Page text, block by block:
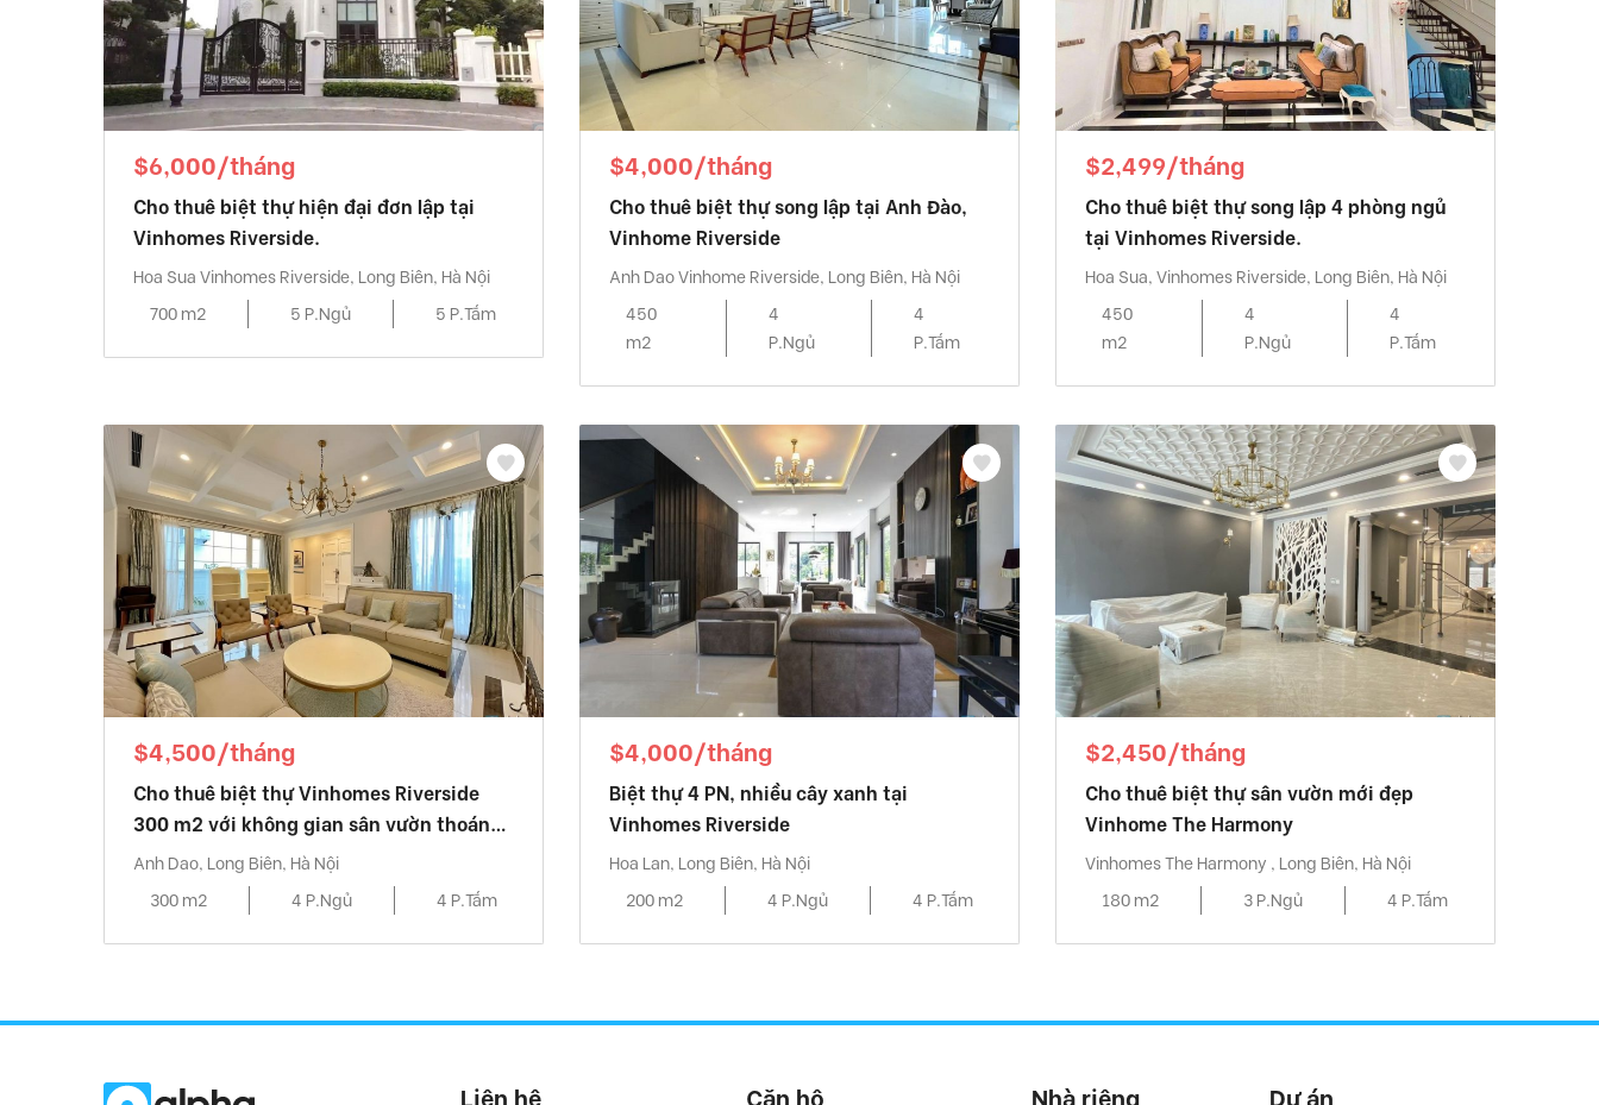
$6,000/tháng
Cho thuê biệt thự hiện đại đơn lập tại
Vinhomes Riverside.
Hoa Sua Vinhomes Riverside, Long Biên, Hà Nội
700 m2
5 P.Ngủ 5 P.Tắm
$4,000/tháng
Cho thuê biệt thự song lập tại Anh Đào,
Vinhome Riverside
Anh Dao Vinhome Riverside, Long Biên, Hà Nội
450
m2
4
P.Ngủ
4
P.Tắm
$2,499/tháng
Cho thuê biệt thự song lập 4 phòng ngủ
tại Vinhomes Riverside.
Hoa Sua, Vinhomes Riverside, Long Biên, Hà Nội
450
m2
4
P.Ngủ
4
P.Tắm
$4,500/tháng
Cho thuê biệt thự Vinhomes Riverside
300 m2 với không gian sân vườn thoáng
mát.
Anh Dao, Long Biên, Hà Nội
300 m2
4 P.Ngủ 4 P.Tắm
$4,000/tháng
Biệt thự 4 PN, nhiều cây xanh tại
Vinhomes Riverside
Hoa Lan, Long Biên, Hà Nội
200 m2
4 P.Ngủ 4 P.Tắm
$2,450/tháng
Cho thuê biệt thự sân vườn mới đẹp
Vinhome The Harmony
Vinhomes The Harmony , Long Biên, Hà Nội
180 m2
3 P.Ngủ 4 P.Tắm
Liên hệ Căn hộ Nhà riêng Dự án